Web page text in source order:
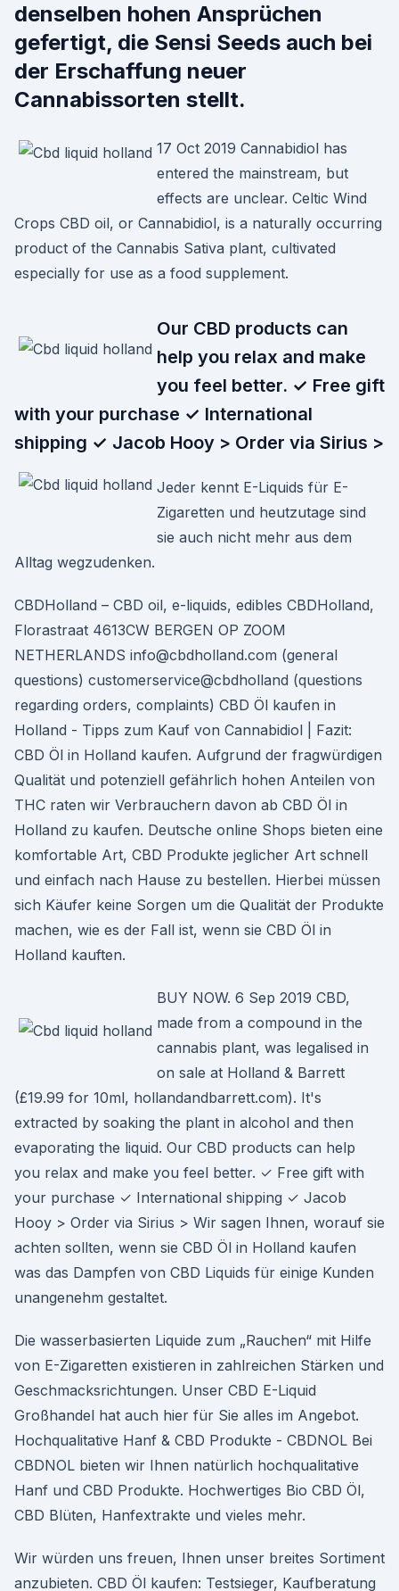
denselben hohen Ansprüchen
gefertigt, die Sensi Seeds auch bei
der Erschaffung neuer
Cannabissorten stellt.
17 Oct 2019 Cannabidiol has
entered the mainstream, but
effects are unclear. Celtic Wind
Crops CBD oil, or Cannabidiol, is a naturally occurring
product of the Cannabis Sativa plant, cultivated
especially for use as a food supplement.
Our CBD products can
help you relax and make
you feel better. ✓ Free gift
with your purchase ✓ International
shipping ✓ Jacob Hooy > Order via Sirius >
Jeder kennt E-Liquids für E-
Zigaretten und heutzutage sind
sie auch nicht mehr aus dem
Alltag wegzudenken.
CBDHolland – CBD oil, e-liquids, edibles CBDHolland,
Florastraat 4613CW BERGEN OP ZOOM
NETHERLANDS info@cbdholland.com (general
questions) customerservice@cbdholland (questions
regarding orders, complaints) CBD Öl kaufen in
Holland - Tipps zum Kauf von Cannabidiol | Fazit:
CBD Öl in Holland kaufen. Aufgrund der fragwürdigen
Qualität und potenziell gefährlich hohen Anteilen von
THC raten wir Verbrauchern davon ab CBD Öl in
Holland zu kaufen. Deutsche online Shops bieten eine
komfortable Art, CBD Produkte jeglicher Art schnell
und einfach nach Hause zu bestellen. Hierbei müssen
sich Käufer keine Sorgen um die Qualität der Produkte
machen, wie es der Fall ist, wenn sie CBD Öl in
Holland kauften.
BUY NOW. 6 Sep 2019 CBD,
made from a compound in the
cannabis plant, was legalised in
on sale at Holland & Barrett
(£19.99 for 10ml, hollandandbarrett.com). It's
extracted by soaking the plant in alcohol and then
evaporating the liquid. Our CBD products can help
you relax and make you feel better. ✓ Free gift with
your purchase ✓ International shipping ✓ Jacob
Hooy > Order via Sirius > Wir sagen Ihnen, worauf sie
achten sollten, wenn sie CBD Öl in Holland kaufen
was das Dampfen von CBD Liquids für einige Kunden
unangenehm gestaltet.
Die wasserbasierten Liquide zum „Rauchen“ mit Hilfe
von E-Zigaretten existieren in zahlreichen Stärken und
Geschmacksrichtungen. Unser CBD E-Liquid
Großhandel hat auch hier für Sie alles im Angebot.
Hochqualitative Hanf & CBD Produkte - CBDNOL Bei
CBDNOL bieten wir Ihnen natürlich hochqualitative
Hanf und CBD Produkte. Hochwertiges Bio CBD Öl,
CBD Blüten, Hanfextrakte und vieles mehr.
Wir würden uns freuen, Ihnen unser breites Sortiment
anzubieten. CBD Öl kaufen: Testsieger, Kaufberatung